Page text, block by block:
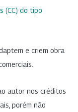
(CC) do tipo
e criem obra
autor nos créditos
porém não